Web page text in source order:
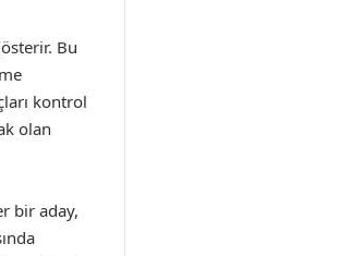
Bu
kontrol
olan
bir aday,